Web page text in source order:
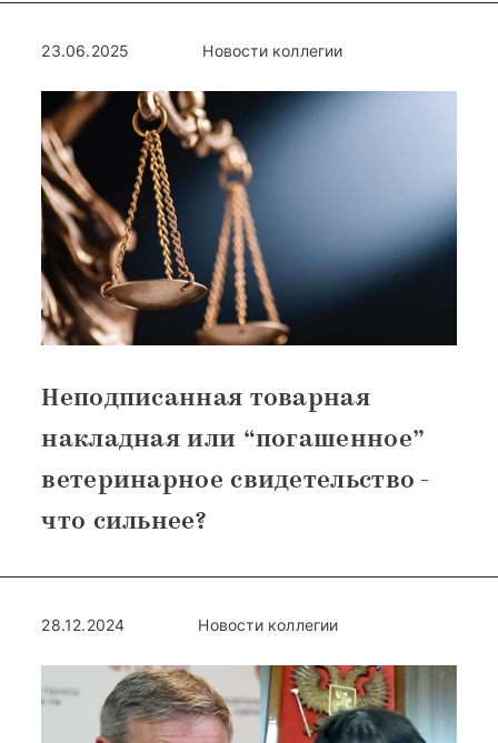
23.06.2025 Новости коллегии
Неподписанная товарная
накладная или “погашенное”
ветеринарное свидетельство -
что сильнее?
28.12.2024 Новости коллегии